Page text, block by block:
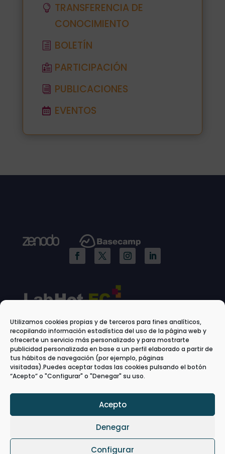
Utilizamos cookies propias y de terceros para fines analíticos,
recopilando información estadística del uso de la página web y
ofrecerte un servicio más personalizado y para mostrarte
publicidad personalizada en base a un perfil elaborado a partir de
tus hábitos de navegación (por ejemplo, páginas
visitadas).Puedes aceptar todas las cookies pulsando el botón
“Acepto” o "Configurar" o "Denegar" su uso.
Acepto
Denegar
Configurar
TRANSFERENCIA DE
CONOCIMIENTO
BOLETÍN
PARTICIPACIÓN
PUBLICACIONES
EVENTOS